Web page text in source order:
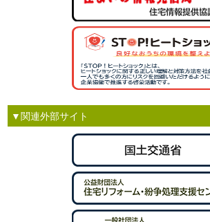
▼関連外部サイト